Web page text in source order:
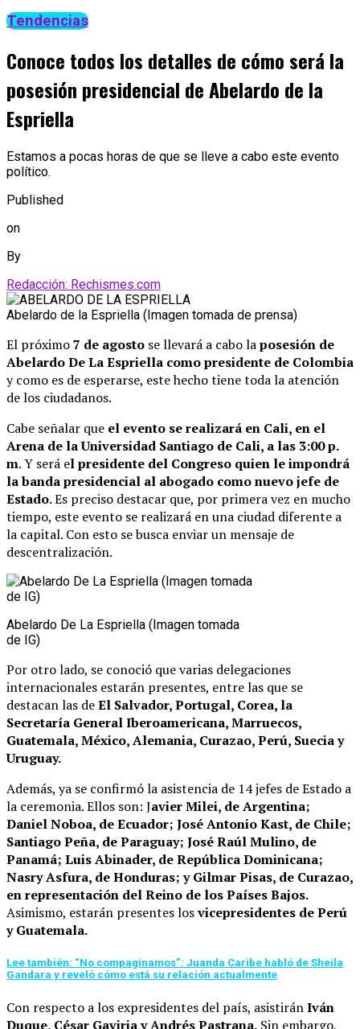
Tendencias
Conoce todos los detalles de cómo será la
posesión presidencial de Abelardo de la
Espriella
Estamos a pocas horas de que se lleve a cabo este evento
político.
Published
on
By
Redacción: Rechismes.com
Abelardo de la Espriella (Imagen tomada de prensa)
El próximo7 de agosto se llevará a cabo laposesión de
Abelardo De La Espriella como presidente de Colombia
y como es de esperarse, este hecho tiene toda la atención
de los ciudadanos.
Cabe señalar que el evento se realizará en Cali, en el
Arena de la Universidad Santiago de Cali, a las 3:00 p.
m. Y será el presidente del Congreso quien le impondrá
la banda presidencial al abogado como nuevo jefe de
Estado.Es preciso destacar que, por primera vez en mucho
tiempo, este evento se realizará en una ciudad diferente a
la capital. Con esto se busca enviar un mensaje de
descentralización.
Abelardo De La Espriella (Imagen tomada
de IG)
Por otro lado, se conoció que varias delegaciones
internacionales estarán presentes, entre las que se
destacan las deEl Salvador, Portugal, Corea, la
Secretaría General Iberoamericana, Marruecos,
Guatemala, México, Alemania, Curazao, Perú, Suecia y
Uruguay.
Además, ya se confirmó la asistencia de 14 jefes de Estado a
la ceremonia. Ellos son: Javier Milei, de Argentina;
Daniel Noboa, de Ecuador; José Antonio Kast, de Chile;
Santiago Peña, de Paraguay; José Raúl Mulino, de
Panamá; Luis Abinader, de República Dominicana;
Nasry Asfura, de Honduras; y Gilmar Pisas, de Curazao,
en representación del Reino de los Países Bajos.
Asimismo, estarán presentes losvicepresidentes de Perú
y Guatemala.
Lee también: “No compaginamos”: Juanda Caribe habló de Sheila
Gandara y reveló cómo está su relación actualmente
Con respecto a los expresidentes del país, asistiránIván
Duque, César Gaviria y Andrés Pastrana. Sin embargo,